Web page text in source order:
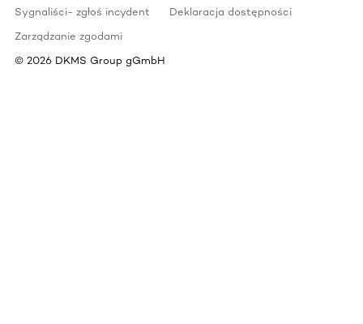
Sygnaliści- zgłoś incydent
Deklaracja dostępności
Zarządzanie zgodami
© 2026 DKMS Group gGmbH